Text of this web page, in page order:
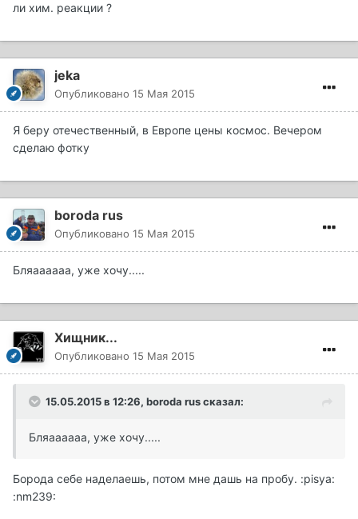
ли хим. реакции ?
jeka
Опубликовано 15 Мая 2015
Я беру отечественный, в Европе цены космос. Вечером
сделаю фотку
boroda rus
Опубликовано 15 Мая 2015
Бляаааааа, уже хочу.....
Хищник...
Опубликовано 15 Мая 2015
15.05.2015 в 12:26, boroda rus сказал:
Бляаааааа, уже хочу.....
Борода себе наделаешь, потом мне дашь на пробу. :pisya:
:nm239: